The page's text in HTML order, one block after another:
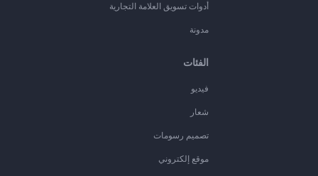
أدوات تسويق العلامة التجارية
مدونة
الفئات
فيديو
شعار
تصميم رسومات
موقع إلكتروني